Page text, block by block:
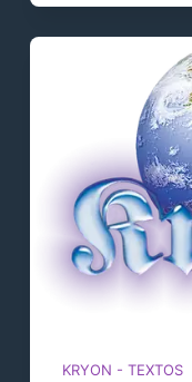
KRYON - TEXTOS